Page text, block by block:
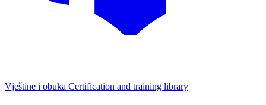
Vještine i obuka Certification and training library